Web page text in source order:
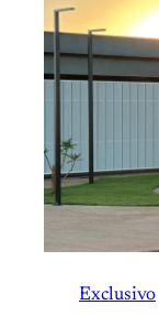
Exclusivo